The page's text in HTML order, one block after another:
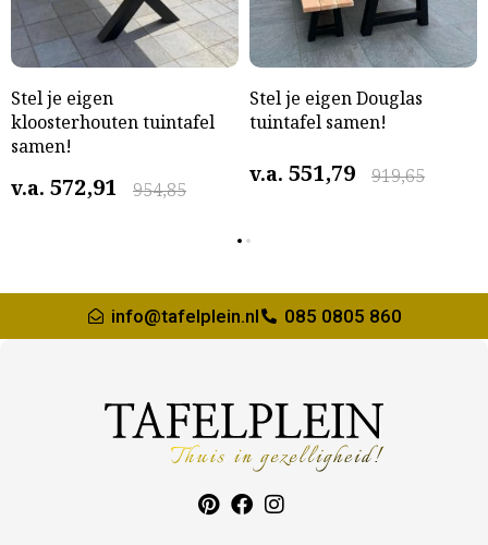
Stel je eigen
kloosterhouten tuintafel
samen!
v.a. 954,85
572,91
Stel je eigen Douglas
tuintafel samen!
v.a. 919,65
551,79
info@tafelplein.nl 085 0805 860